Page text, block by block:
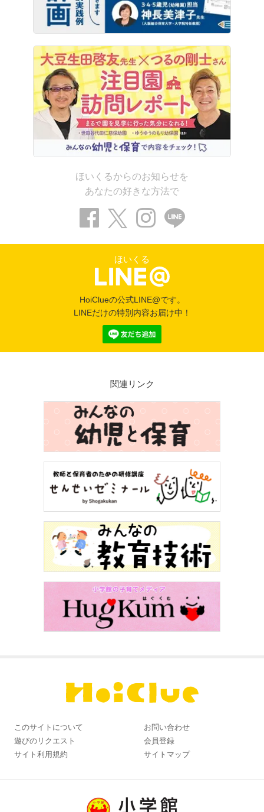
ほいくるからのお知らせを
あなたの好きな方法で
ほいくる
HoiClueの公式LINE@です。
LINEだけの特別内容お届け中！
関連リンク
このサイトについて
お問い合わせ
遊びのリクエスト
会員登録
サイト利用規約
サイトマップ